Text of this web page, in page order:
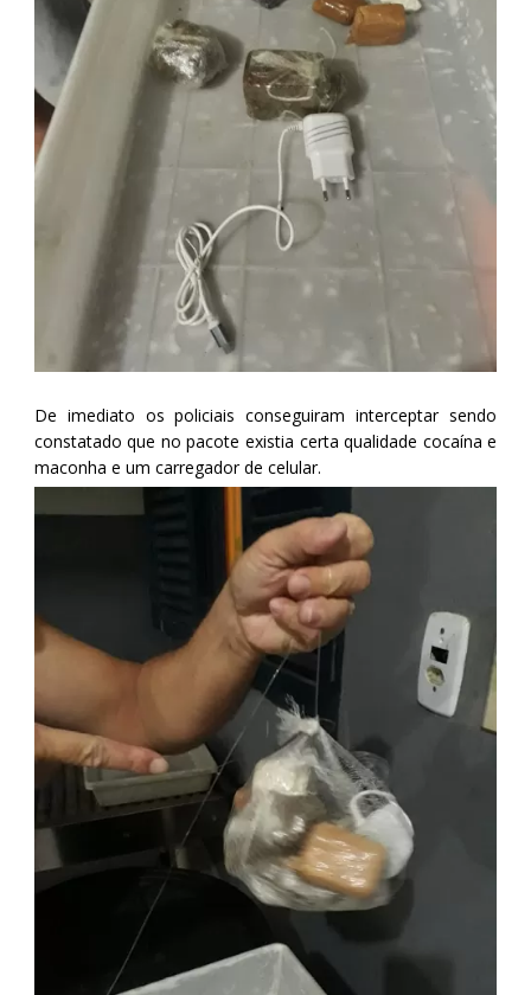
De imediato os policiais conseguiram interceptar sendo
constatado que no pacote existia certa qualidade cocaína e
maconha e um carregador de celular.